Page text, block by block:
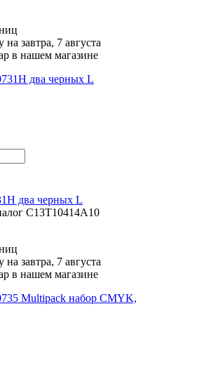
на завтра, 7 августа
в нашем магазине
два черных L
C13T10414A10
на завтра, 7 августа
в нашем магазине